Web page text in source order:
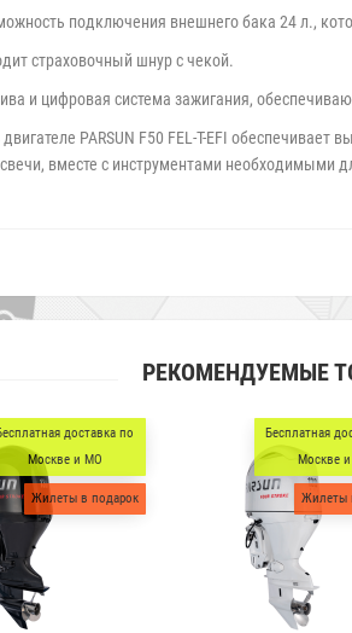
подключения внешнего бака 24 л.,
страховочный шнур с чекой.
и цифровая система зажигания,
PARSUN F50 FEL-T-EFI обеспечивает
вместе с инструментами необходимыми
РЕКОМЕНДУЕМЫЕ
Бесплатная доставка по
Москве и МО
Жилеты в подарок